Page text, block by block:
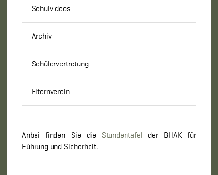
Schulvideos
Archiv
Schülervertretung
Elternverein
Anbei finden Sie die Stundentafel der BHAK für
Führung und Sicherheit.